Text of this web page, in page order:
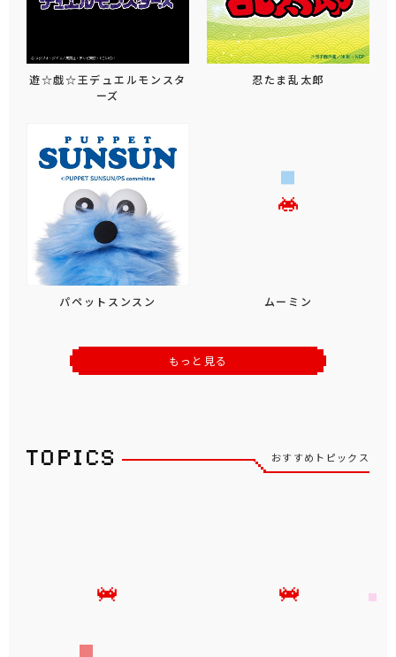
遊☆戯☆王デュエルモンスタ
ーズ
忍たま乱太郎
パペットスンスン ムーミン
もっと見る
おすすめトピックス